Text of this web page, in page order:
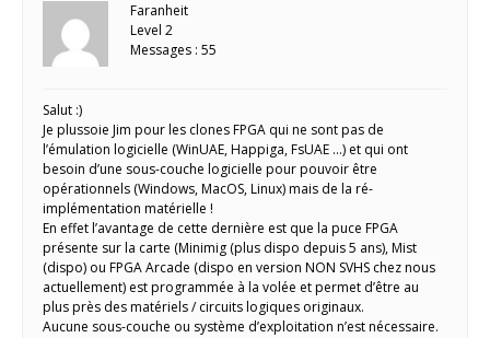
Faranheit
Level 2
Messages : 55
Salut :)
Je plussoie Jim pour les clones FPGA qui ne sont pas de
l’émulation logicielle (WinUAE, Happiga, FsUAE …) et qui ont
besoin d’une sous-couche logicielle pour pouvoir être
opérationnels (Windows, MacOS, Linux) mais de la ré-
implémentation matérielle !
En effet l’avantage de cette dernière est que la puce FPGA
présente sur la carte (Minimig (plus dispo depuis 5 ans), Mist
(dispo) ou FPGA Arcade (dispo en version NON SVHS chez nous
actuellement) est programmée à la volée et permet d’être au
plus près des matériels / circuits logiques originaux.
Aucune sous-couche ou système d’exploitation n’est nécessaire.